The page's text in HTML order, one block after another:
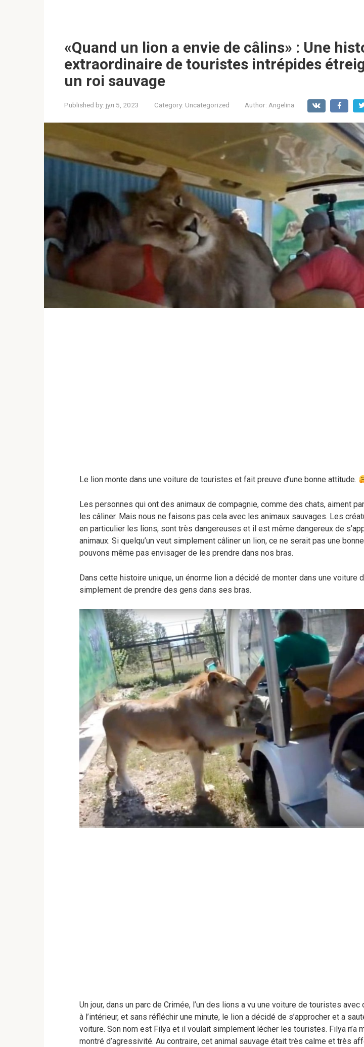
«Quand un lion a envie de câlins» : Une
extraordinaire de touristes intrépides
un roi sauvage
Published by: јул 5, 2023 Category: Uncategorized Author: Angelina
Le lion monte dans une voiture de touristes et fait preuve d’une bonne attitude.
Les personnes qui ont des animaux de compagnie, comme des chats, aiment
les câliner. Mais nous ne faisons pas cela avec les animaux sauvages. Les
en particulier les lions, sont très dangereuses et il est même dangereux de
animaux. Si quelqu’un veut simplement câliner un lion, ce ne serait pas une
pouvons même pas envisager de les prendre dans nos bras.
Dans cette histoire unique, un énorme lion a décidé de monter dans une voiture
simplement de prendre des gens dans ses bras.
Un jour, dans un parc de Crimée, l’un des lions a vu une voiture de touristes
à l’intérieur, et sans réfléchir une minute, le lion a décidé de s’approcher et a
voiture. Son nom est Filya et il voulait simplement lécher les touristes. Filya n’a
montré d’agressivité. Au contraire, cet animal sauvage était très calme et très